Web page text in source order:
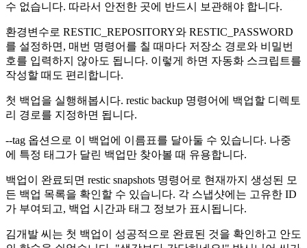
수 없습니다. 따라서 안전한 곳에 반드시 보관해야 합니다.
환경변수로 RESTIC_REPOSITORY와 RESTIC_PASSWORD
를 설정하면, 매번 명령어를 칠 때마다 저장소 경로와 비밀번
호를 입력하지 않아도 됩니다. 이렇게 하면 자동화 스크립트를
작성할 때도 편리합니다.
첫 백업을 실행해봅시다. restic backup 명령어에 백업할 디렉토
리 경로를 지정하면 됩니다.
--tag 옵션으로 이 백업에 이름표를 달아둘 수 있습니다. 나중
에 특정 태그가 달린 백업만 찾아볼 때 유용합니다.
백업이 완료되면 restic snapshots 명령어로 현재까지 생성된 모
든 백업 목록을 확인할 수 있습니다. 각 스냅샷에는 고유한 ID
가 부여되고, 백업 시간과 태그 정보가 표시됩니다.
김개발 씨는 첫 백업이 성공적으로 완료된 것을 확인하고 안도